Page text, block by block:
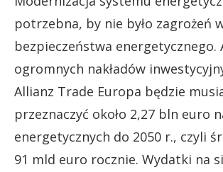
potrzebna, by nie było zagrożeń
bezpieczeństwa energetycznego.
ogromnych nakładów
Allianz Trade Europa będzie
przeznaczyć około 2,27 bln euro
energetycznych do 2050 r., czyli
91 mld euro rocznie. Wydatki na